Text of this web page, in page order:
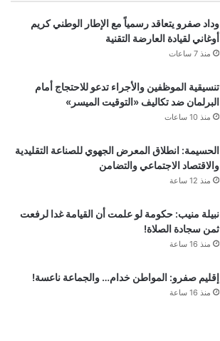
وداد صفرو يتعاقد رسمياً مع الإطار الوطني كريم
أوغاني لقيادة العارضة التقنية
منذ 7 ساعات
تنسيقية الموظفين والأجراء تدعو للاحتجاج أمام
البرلمان ضد تكاليف «التوقيت الميسر»
منذ 10 ساعات
الحسيمة: انطلاق المعرض الجهوي للصناعة التقليدية
والاقتصاد الاجتماعي والتضامن
منذ 12 ساعة
نبيلة منيب: حكومة لو علمت أن القيامة غدا لرفعت
ثمن سجادة الصلاة!
منذ 16 ساعة
إقليم صفرو: المواطن خدام… والجماعة ناعسة!
منذ 16 ساعة